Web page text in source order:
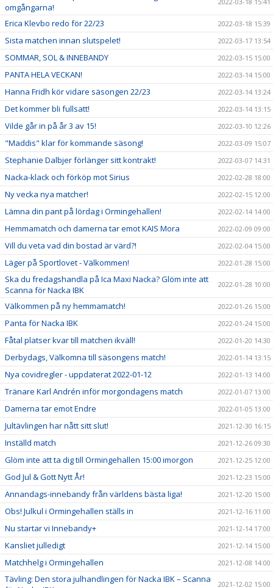
omgångarna!
Erica Klevbo redo för 22/23 2022-03-18 15:39
Sista matchen innan slutspelet! 2022-03-17 13:54
SOMMAR, SOL & INNEBANDY 2022-03-15 15:00
PANTA HELA VECKAN! 2022-03-14 15:00
Hanna Fridh kör vidare säsongen 22/23 2022-03-14 13:24
Det kommer bli fullsatt! 2022-03-14 13:15
Vilde går in på år 3 av 15! 2022-03-10 12:26
"Maddis" klar för kommande säsong! 2022-03-09 15:07
Stephanie Dalbjer förlänger sitt kontrakt! 2022-03-07 14:31
Nacka-klack och förköp mot Sirius 2022-02-28 18:00
Ny vecka nya matcher! 2022-02-15 12:00
Lämna din pant på lördag i Ormingehallen! 2022-02-14 14:00
Hemmamatch och damerna tar emot KAIS Mora 2022-02-09 09:00
Vill du veta vad din bostad är värd?! 2022-02-04 15:00
Läger på Sportlovet - Välkommen! 2022-01-28 15:00
Ska du fredagshandla på Ica Maxi Nacka? Glöm inte att
Scanna för Nacka IBK
2022-01-28 10:00
Välkommen på ny hemmamatch! 2022-01-26 15:00
Panta för Nacka IBK 2022-01-24 15:00
Fåtal platser kvar till matchen ikväll! 2022-01-20 14:30
Derbydags, Välkomna till säsongens match! 2022-01-14 13:15
Nya covidregler - uppdaterat 2022-01-12 2022-01-13 14:00
Tränare Karl Andrén inför morgondagens match 2022-01-07 13:00
Damerna tar emot Endre 2022-01-05 13:00
Jultävlingen har nått sitt slut! 2021-12-30 16:15
Inställd match 2021-12-26 09:30
Glöm inte att ta dig till Ormingehallen 15:00 imorgon 2021-12-25 12:00
God Jul & Gott Nytt År! 2021-12-23 15:00
Annandags-innebandy från världens bästa liga! 2021-12-20 15:00
Obs! Julkul i Ormingehallen ställs in 2021-12-16 11:00
Nu startar vi Innebandy+ 2021-12-14 17:00
Kansliet julledigt 2021-12-14 15:00
Matchhelg i Ormingehallen 2021-12-08 14:00
Tävling: Den stora julhandlingen för Nacka IBK – Scanna
2021-12-02 15:00